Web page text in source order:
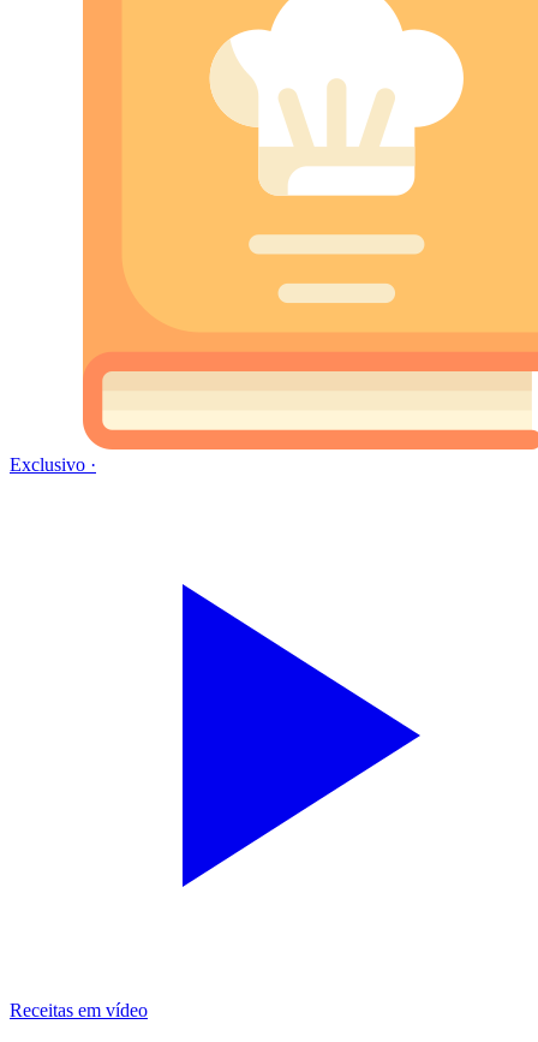
Exclusivo ·
Receitas em vídeo